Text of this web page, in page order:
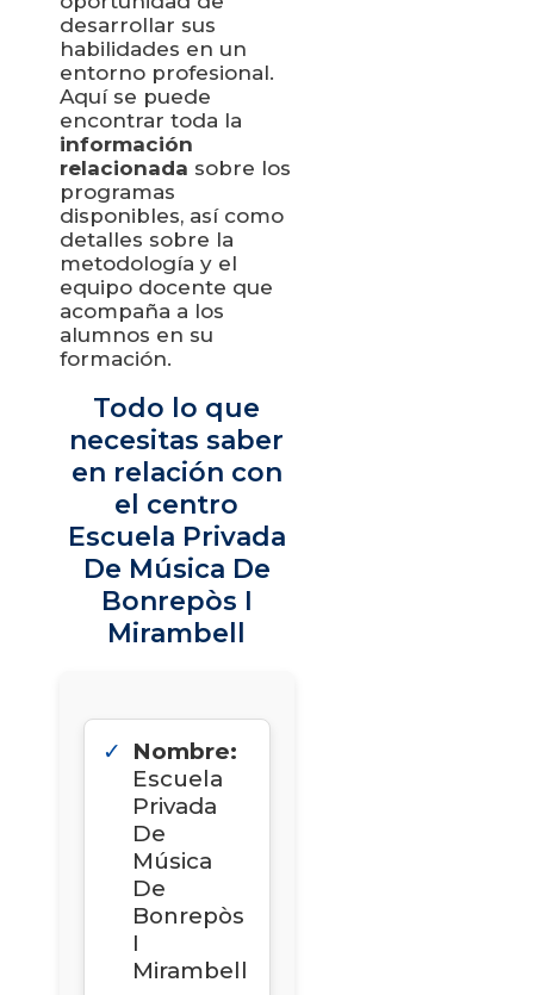
Privacidad .
desarrollar sus
habilidades en un
entorno profesional.
Aquí se puede
encontrar toda la
información
relacionada sobre los
programas
disponibles, así como
detalles sobre la
metodología y el
equipo docente que
acompaña a los
alumnos en su
formación.
Todo lo que
necesitas saber
en relación con
el centro
Escuela Privada
De Música De
Bonrepòs I
Mirambell
Nombre:
Escuela
Privada
De
Música
De
Bonrepòs
I
Mirambell